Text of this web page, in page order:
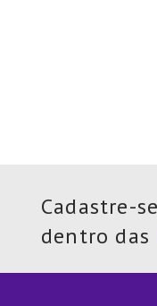
Cadastre-
dentro das